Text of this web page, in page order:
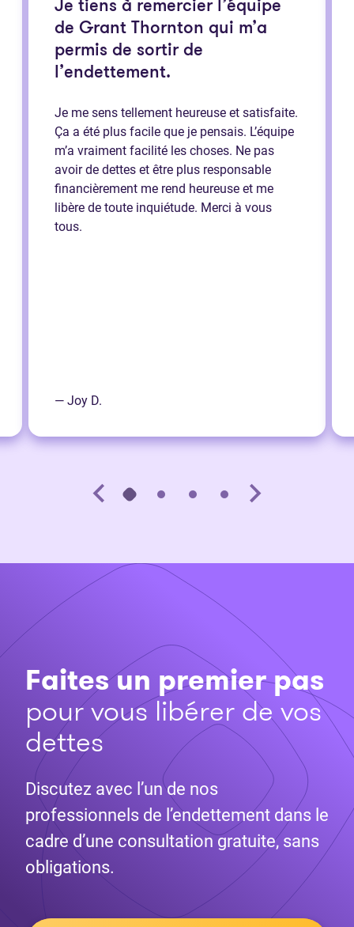
Je tiens à remercier l’équipe
de Grant Thornton qui m’a
permis de sortir de
l’endettement.
Je me sens tellement heureuse et satisfaite.
Ça a été plus facile que je pensais. L’équipe
m’a vraiment facilité les choses. Ne pas
avoir de dettes et être plus responsable
financièrement me rend heureuse et me
libère de toute inquiétude. Merci à vous
tous.
— Joy D.
Faites un premier pas
pour vous libérer de vos
dettes
Discutez avec l’un de nos
professionnels de l’endettement dans le
cadre d’une consultation gratuite, sans
obligations.